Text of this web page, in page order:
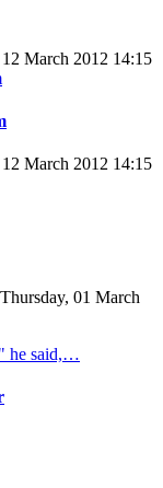
March 2012 14:15
March 2012 14:15
01 March
he said,…